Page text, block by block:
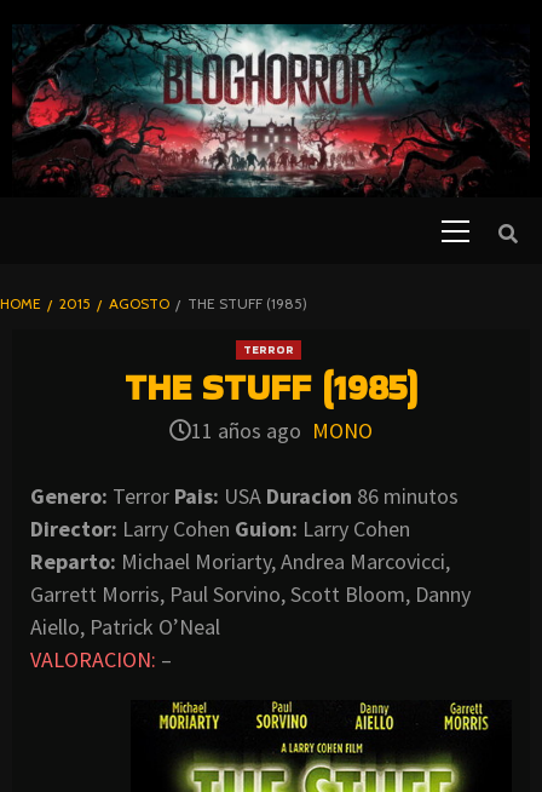
TO
CONTENT
BLOGHORROR
HOME 2015 AGOSTO THE STUFF (1985)
TERROR
THE STUFF (1985)
11 años ago MONO
Genero: Terror Pais: USA Duracion 86 minutos
Director: Larry Cohen Guion: Larry Cohen
Reparto: Michael Moriarty, Andrea Marcovicci,
Garrett Morris, Paul Sorvino, Scott Bloom, Danny
Aiello, Patrick O’Neal
VALORACION: –